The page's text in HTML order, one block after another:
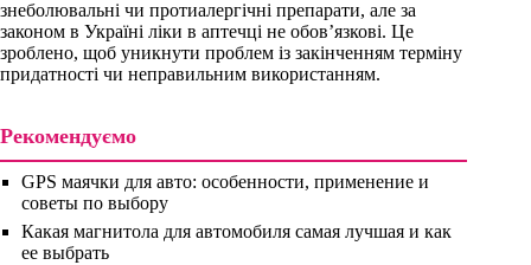
знеболювальні чи протиалергічні препарати, але за
законом в Україні ліки в аптечці не обов’язкові. Це
зроблено, щоб уникнути проблем із закінченням терміну
придатності чи неправильним використанням.
Рекомендуємо
GPS маячки для авто: особенности, применение и
советы по выбору
Какая магнитола для автомобиля самая лучшая и как
ее выбрать